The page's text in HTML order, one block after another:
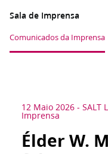
Sala de Imprensa
Comunicados da Imprensa
12 Maio 2026 - SALT
Imprensa
Élder W.